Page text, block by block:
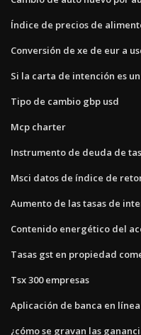
Índice de precios de
Conversión de xe de eur a
Si la carta de intención es
Tipo de cambio gbp usd
Mcp charter
Instrumento de deuda de
Msci datos de índice de
Aumento de las tasas de
Contenido energético del
Tasas gst en propiedad
Tsx 300 empresas
Aplicación de banca en
¿cómo se gravan las